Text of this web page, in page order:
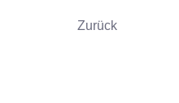
Zurück